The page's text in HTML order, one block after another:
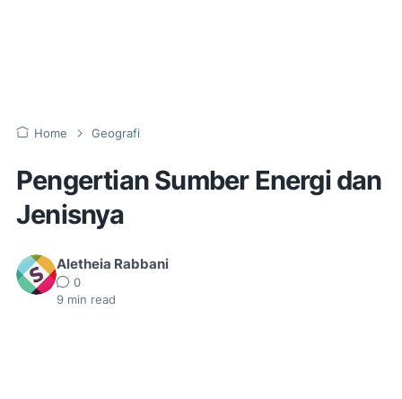
Home Geografi
Pengertian Sumber Energi dan
Jenisnya
Aletheia Rabbani
0
9 min read